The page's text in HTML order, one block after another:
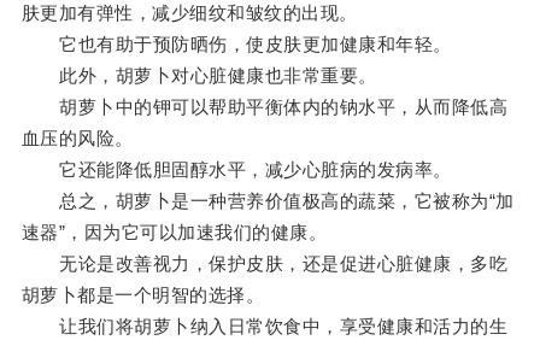
肤更加有弹性，减少细纹和皱纹的出现。
它也有助于预防晒伤，使皮肤更加健康和年轻。
此外，胡萝卜对心脏健康也非常重要。
胡萝卜中的钾可以帮助平衡体内的钠水平，从而降低高
血压的风险。
它还能降低胆固醇水平，减少心脏病的发病率。
总之，胡萝卜是一种营养价值极高的蔬菜，它被称为“加
速器”，因为它可以加速我们的健康。
无论是改善视力，保护皮肤，还是促进心脏健康，多吃
胡萝卜都是一个明智的选择。
让我们将胡萝卜纳入日常饮食中，享受健康和活力的生